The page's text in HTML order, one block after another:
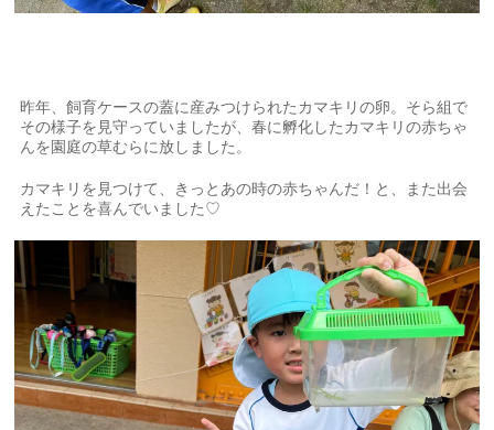
昨年、飼育ケースの蓋に産みつけられたカマキリの卵。そら組で
その様子を見守っていましたが、春に孵化したカマキリの赤ちゃ
んを園庭の草むらに放しました。
カマキリを見つけて、きっとあの時の赤ちゃんだ！と、また出会
えたことを喜んでいました♡